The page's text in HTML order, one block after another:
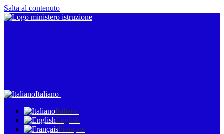
Salta al contenuto
Italiano
Italiano
English
Français